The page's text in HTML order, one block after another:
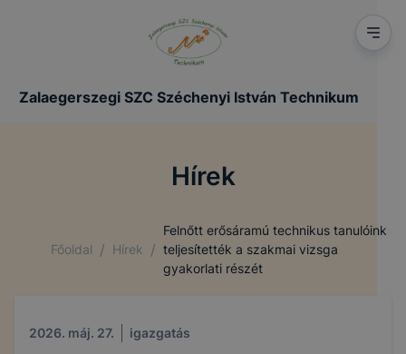
Zalaegerszegi SZC Széchenyi István Technikum
Hírek
Főoldal / Hírek /
Felnőtt erősáramú technikus tanulóink
teljesítették a szakmai vizsga
gyakorlati részét
2026. máj. 27. igazgatás